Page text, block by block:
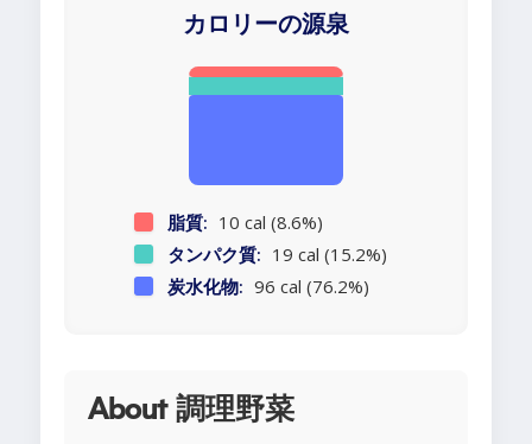
カロリーの源泉
脂質: 10 cal (8.6%)
タンパク質: 19 cal (15.2%)
炭水化物: 96 cal (76.2%)
About 調理野菜